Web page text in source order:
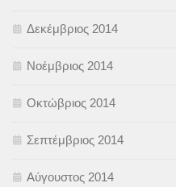
Δεκέμβριος 2014
Νοέμβριος 2014
Οκτώβριος 2014
Σεπτέμβριος 2014
Αύγουστος 2014